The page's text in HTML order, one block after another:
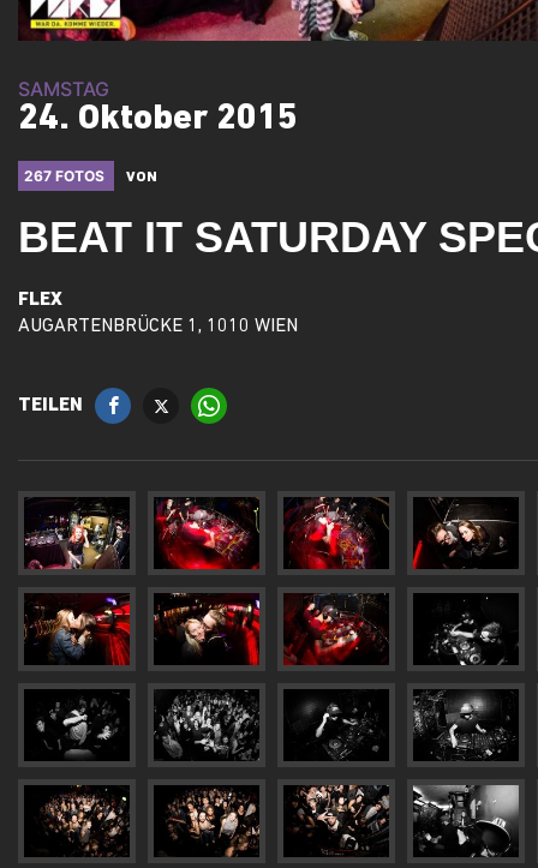
SAMSTAG
24. Oktober 2015
267 FOTOS VON
BEAT IT SATURDAY
FLEX
AUGARTENBRÜCKE 1, 1010 WIEN
TEILEN